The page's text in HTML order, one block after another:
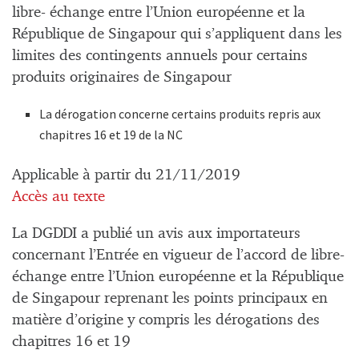
libre- échange entre l’Union européenne et la
République de Singapour qui s’appliquent dans les
limites des contingents annuels pour certains
produits originaires de Singapour
La dérogation concerne certains produits repris aux
chapitres 16 et 19 de la NC
Applicable à partir du 21/11/2019
Accès au texte
La DGDDI a publié un avis aux importateurs
concernant l’Entrée en vigueur de l’accord de libre-
échange entre l’Union européenne et la République
de Singapour reprenant les points principaux en
matière d’origine y compris les dérogations des
chapitres 16 et 19